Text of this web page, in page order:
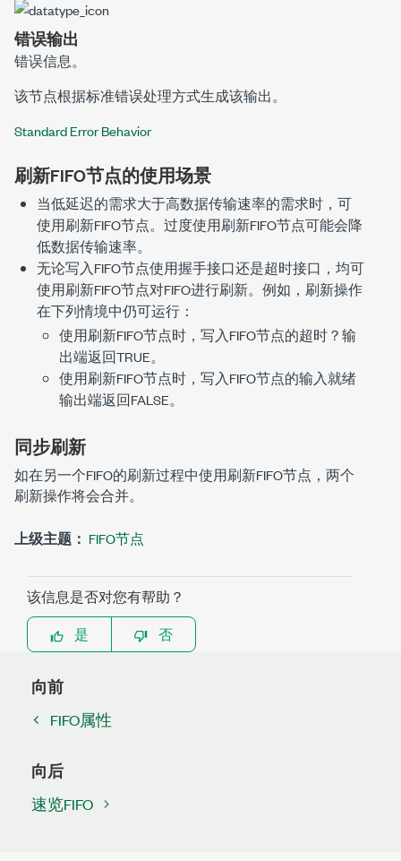
错误输出
错误信息。
该节点根据标准错误处理方式生成该输出。
Standard Error Behavior
刷新FIFO节点的使用场景
当低延迟的需求大于高数据传输速率的需求时，可
使用刷新FIFO节点。过度使用刷新FIFO节点可能会降
低数据传输速率。
无论写入FIFO节点使用握手接口还是超时接口，均可
使用刷新FIFO节点对FIFO进行刷新。例如，刷新操作
在下列情境中仍可运行：
使用刷新FIFO节点时， 写入FIFO节点的超时？输
出端返回TRUE。
使用刷新FIFO节点时， 写入FIFO节点的输入就绪
输出端返回FALSE。
同步刷新
如在另一个FIFO的刷新过程中使用刷新FIFO节点，两个
刷新操作将会合并。
上级主题： FIFO节点
该信息是否对您有帮助？
是
否
向前
FIFO属性
向后
速览FIFO